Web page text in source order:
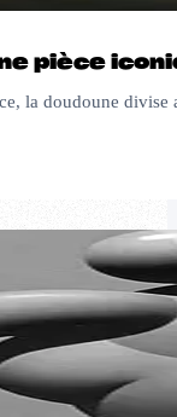
pièce
la doudoune divise